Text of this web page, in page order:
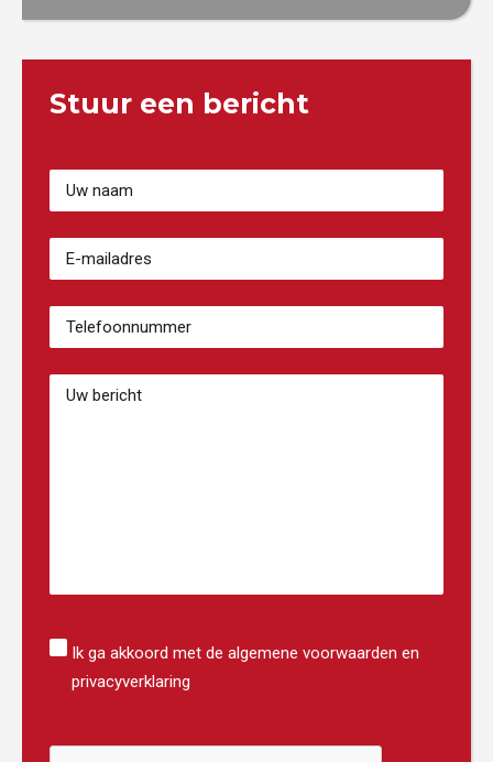
Stuur een bericht
Votre
Nom(Vereist)
Adresse
email(Vereist)
Numéro
Bericht
Instemming
Ik ga akkoord met de algemene voorwaarden en
privacyverklaring